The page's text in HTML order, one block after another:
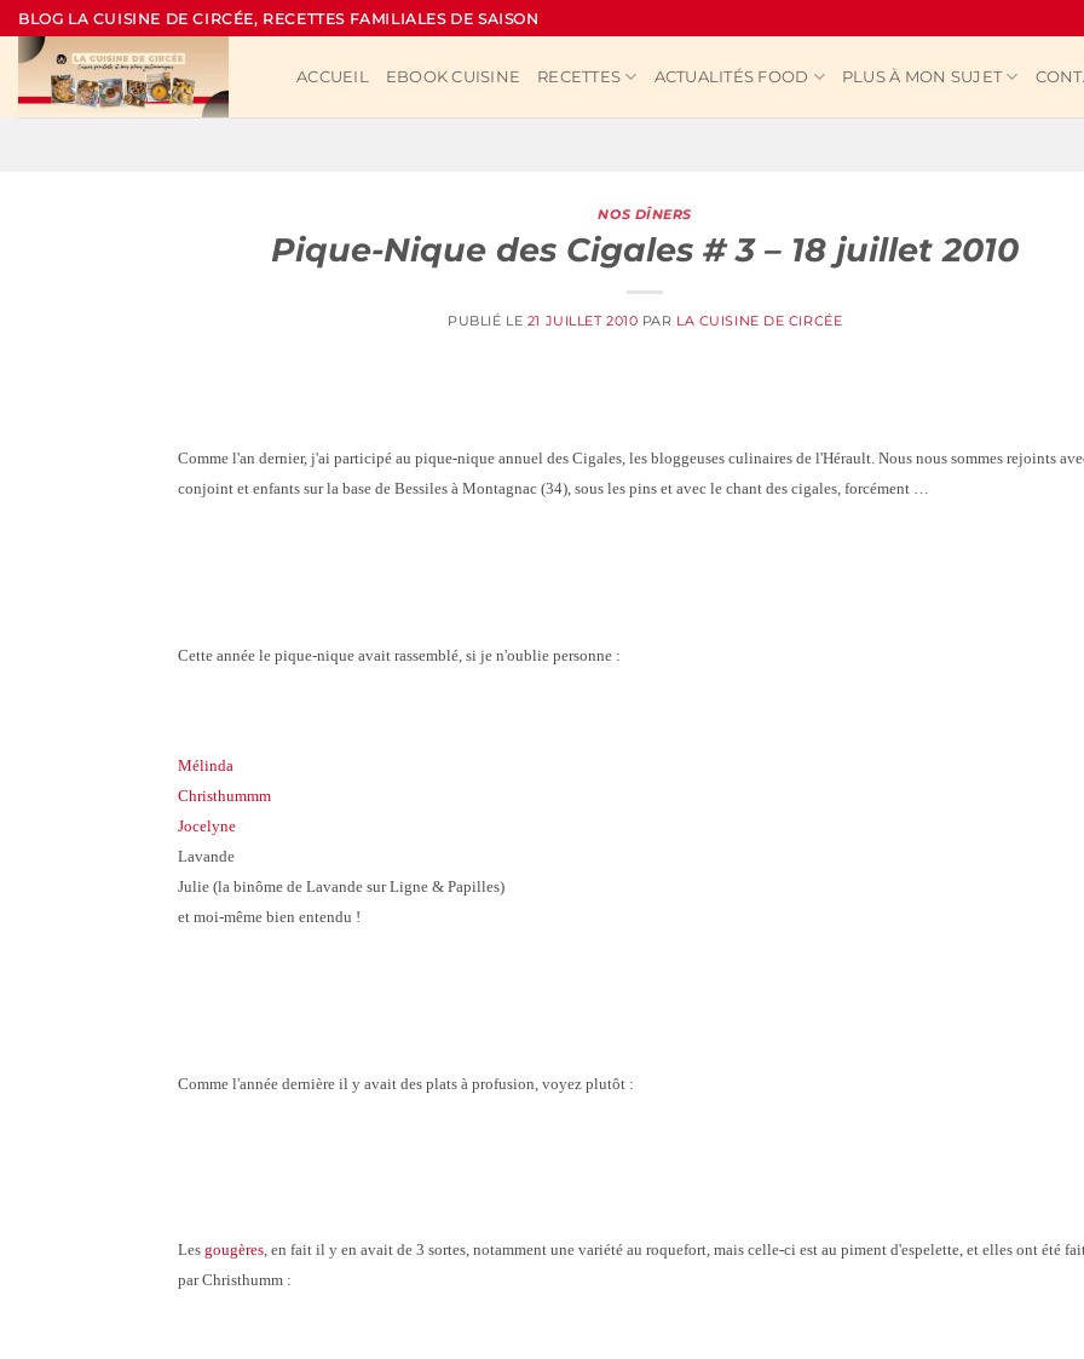
Passer
au
contenu
BLOG LA CUISINE DE CIRCÉE, RECETTES FAMILIALES DE SAISON
ACCUEIL EBOOK CUISINE RECETTES ACTUALITÉS FOOD PLUS À MON SUJET
NOS DÎNERS
Pique-Nique des Cigales # 3 – 18 juillet 2010
PUBLIÉ LE 21 JUILLET 2010 PAR LA CUISINE DE CIRCÉE
Comme l'an dernier, j'ai participé au pique-nique annuel des Cigales, les bloggeuses culinaires de l'Hérault. Nous nous sommes rejoints
conjoint et enfants sur la base de Bessiles à Montagnac (34), sous les pins et avec le chant des cigales, forcément …
Cette année le pique-nique avait rassemblé, si je n'oublie personne :
Mélinda
Christhummm
Jocelyne
Lavande
Julie (la binôme de Lavande sur Ligne & Papilles)
et moi-même bien entendu !
Comme l'année dernière il y avait des plats à profusion, voyez plutôt :
Les gougères, en fait il y en avait de 3 sortes, notamment une variété au roquefort, mais celle-ci est au piment d'espelette, et elles ont été
par Christhumm :